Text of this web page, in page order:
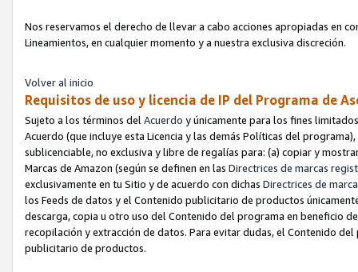
Nos reservamos el derecho de llevar a cabo acciones apropiadas en
Lineamientos, en cualquier momento y a nuestra exclusiva discreción.
Volver al inicio
Requisitos de uso y licencia de IP del Programa de
Sujeto a los términos del Acuerdo y únicamente para los fines
Acuerdo (que incluye esta Licencia y las demás Políticas del
sublicenciable, no exclusiva y libre de regalías para: (a) copiar y
Marcas de Amazon (según se definen en las Directrices de marcas
exclusivamente en tu Sitio y de acuerdo con dichas Directrices de
los Feeds de datos y el Contenido publicitario de productos
descarga, copia u otro uso del Contenido del programa en beneficio
recopilación y extracción de datos. Para evitar dudas, el Contenido
publicitario de productos.